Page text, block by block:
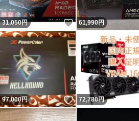
31,050円 いいね！
61,990円
97,000円 いいね！
72,780円